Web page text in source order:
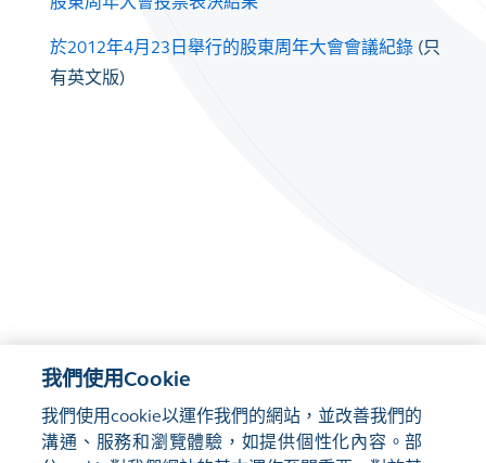
於2012年4月23日舉行的股東周年大會會議紀錄 (只
有英文版)
我們使用Cookie
我們使用cookie以運作我們的網站，並改善我們的
溝通、服務和瀏覽體驗，如提供個性化內容。部